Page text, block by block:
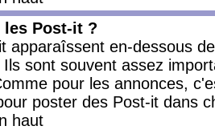
les Post-it ?
apparaîssent en-dessous
sont souvent assez
pour les annonces,
poster des Post-it dans
haut